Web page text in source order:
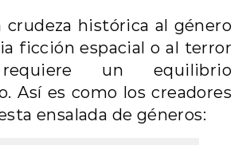
crudeza histórica al género
ficción espacial o al terror
un equilibrio
Así es como los creadores
ensalada de géneros: